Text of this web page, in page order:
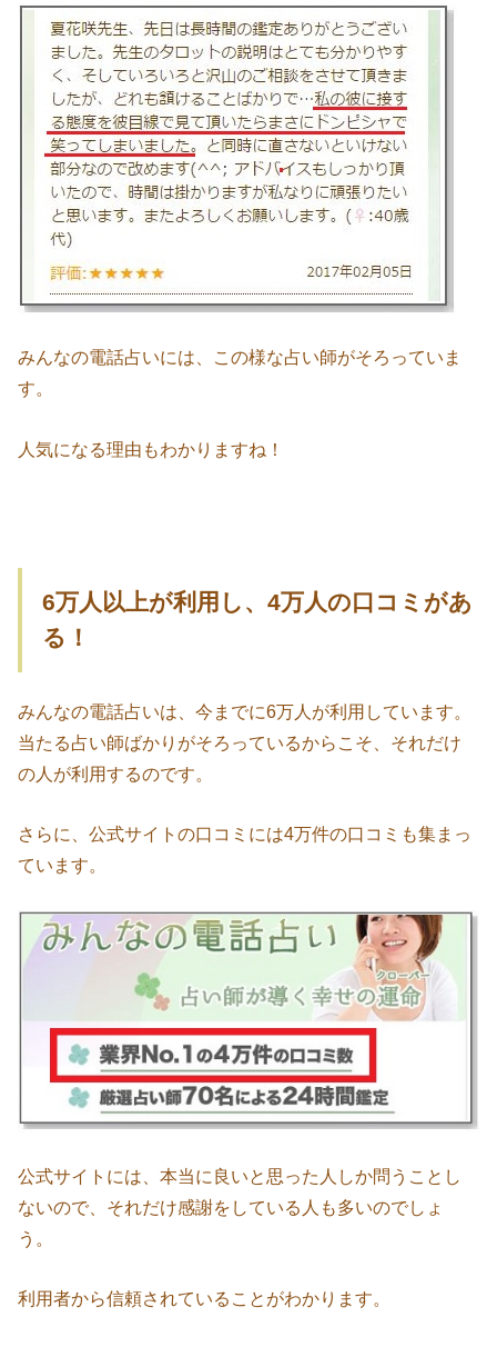
みんなの電話占いには、この様な占い師がそろっていま
す。
人気になる理由もわかりますね！
6万人以上が利用し、4万人の口コミがあ
る！
みんなの電話占いは、今までに6万人が利用しています。
当たる占い師ばかりがそろっているからこそ、それだけ
の人が利用するのです。
さらに、公式サイトの口コミには4万件の口コミも集まっ
ています。
公式サイトには、本当に良いと思った人しか問うことし
ないので、それだけ感謝をしている人も多いのでしょ
う。
利用者から信頼されていることがわかります。